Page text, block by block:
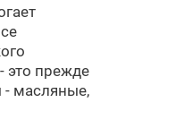
это прежде
- масляные,